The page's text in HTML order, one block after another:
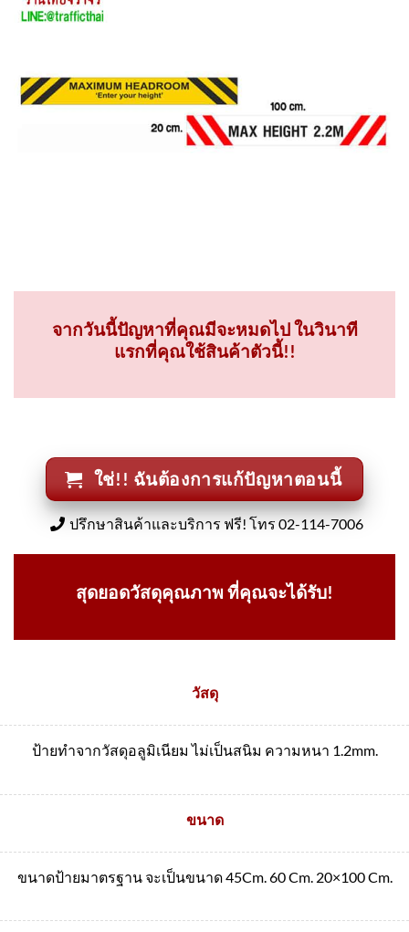
จากวันนี้ปัญหาที่คุณมีจะหมดไป ในวินาที
แรกที่คุณใช้สินค้าตัวนี้!!
ใช่!! ฉันต้องการแก้ปัญหาตอนนี้
ปรึกษาสินค้าและบริการ ฟรี! โทร 02-114-7006
สุดยอดวัสดุคุณภาพ ที่คุณจะได้รับ!
วัสดุ
ป้ายทำจากวัสดุอลูมิเนียม ไม่เป็นสนิม ความหนา 1.2mm.
ขนาด
ขนาดป้ายมาตรฐาน จะเป็นขนาด 45Cm. 60 Cm. 20×100 Cm.